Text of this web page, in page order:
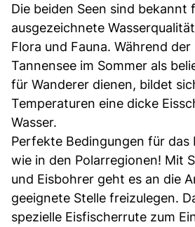
Die beiden Seen sind bekannt
ausgezeichnete
Flora und Fauna. Während
Tannensee im Sommer als
für Wanderer dienen, bildet
Temperaturen eine dicke
Wasser.
Perfekte Bedingungen für das
wie in den Polarregionen! Mit
und Eisbohrer geht es an die
geeignete Stelle freizulegen.
spezielle Eisfischerrute zum